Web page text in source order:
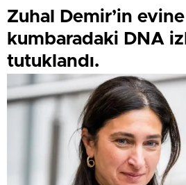
Zuhal Demir’in evine
kumbaradaki DNA
tutuklandı.